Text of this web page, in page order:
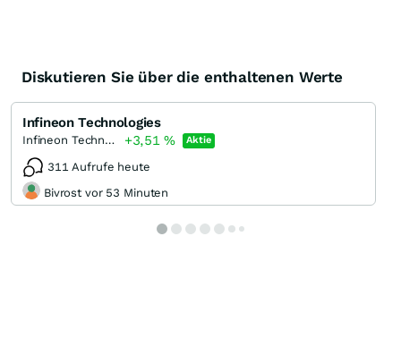
Diskutieren Sie über die enthaltenen Werte
Infineon Technologies
Infineon Technologies +3,51% Aktie
311 Aufrufe heute
Bivrost vor 53 Minuten